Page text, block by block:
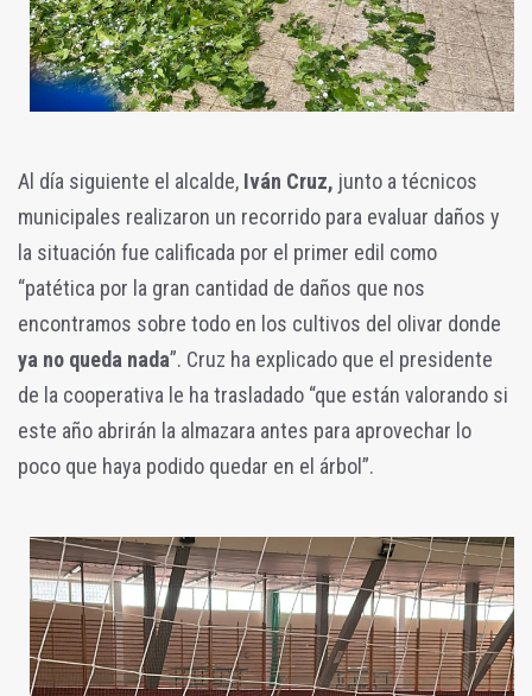
Al día siguiente el alcalde, Iván Cruz, junto a técnicos
municipales realizaron un recorrido para evaluar daños y
la situación fue calificada por el primer edil como
“patética por la gran cantidad de daños que nos
encontramos sobre todo en los cultivos del olivar donde
ya no queda nada”. Cruz ha explicado que el presidente
de la cooperativa le ha trasladado “que están valorando si
este año abrirán la almazara antes para aprovechar lo
poco que haya podido quedar en el árbol”.